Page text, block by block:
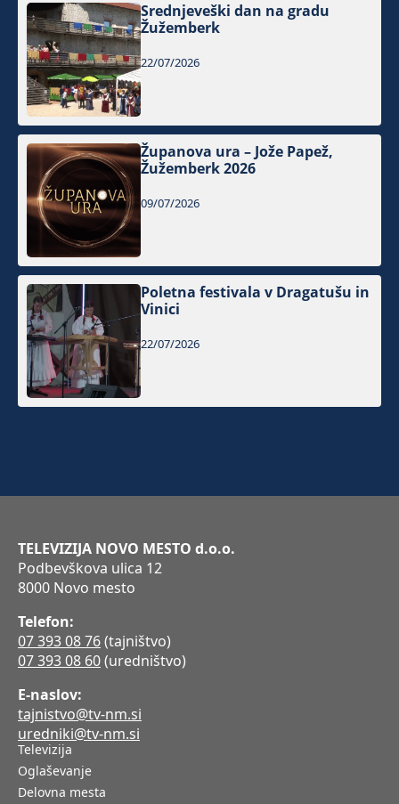
Srednjeveški dan na gradu
Žužemberk
22/07/2026
Županova ura – Jože Papež,
Žužemberk 2026
09/07/2026
Poletna festivala v Dragatušu in
Vinici
22/07/2026
TELEVIZIJA NOVO MESTO d.o.o.
Podbevškova ulica 12
8000 Novo mesto
Telefon:
07 393 08 76(tajništvo)
07 393 08 60(uredništvo)
E-naslov:
tajnistvo@tv-nm.si
uredniki@tv-nm.si
Televizija
Oglaševanje
Delovna mesta